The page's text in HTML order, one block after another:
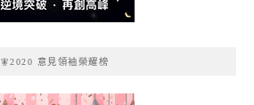
🧚2020 意見領袖榮耀榜